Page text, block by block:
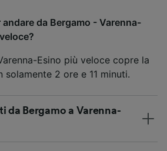
da Bergamo - Varenna-
Esino più veloce copre la
solamente 2 ore e 11 minuti.
da Bergamo a Varenna-